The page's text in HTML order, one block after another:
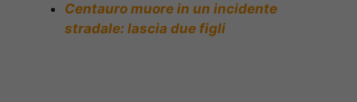
Centauro muore in un incidente
stradale: lascia due figli